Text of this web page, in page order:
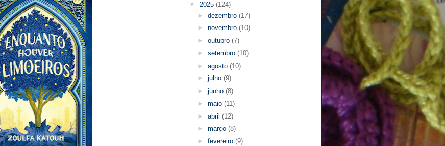
▼ 2025 (124)
► dezembro (17)
► novembro (10)
► outubro (7)
► setembro (10)
► agosto (10)
► julho (9)
► junho (8)
► maio (11)
► abril (12)
► março (8)
► fevereiro (9)